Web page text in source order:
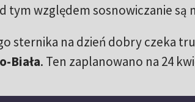
tym względem sosnowiczanie są
sternika na dzień dobry czeka
Biała. Ten zaplanowano na 24